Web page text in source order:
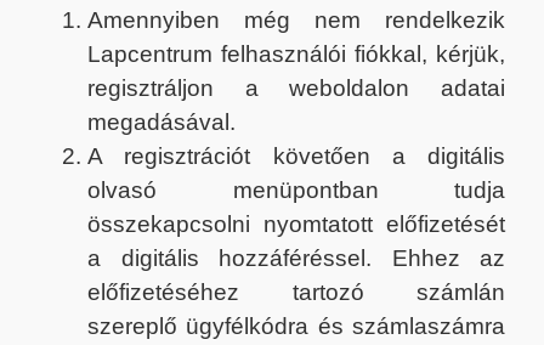
Amennyiben még nem rendelkezik
Lapcentrum felhasználói fiókkal, kérjük,
regisztráljon a weboldalon adatai
megadásával.
A regisztrációt követően a digitális
olvasó menüpontban tudja
összekapcsolni nyomtatott előfizetését
a digitális hozzáféréssel. Ehhez az
előfizetéséhez tartozó számlán
szereplő ügyfélkódra és számlaszámra